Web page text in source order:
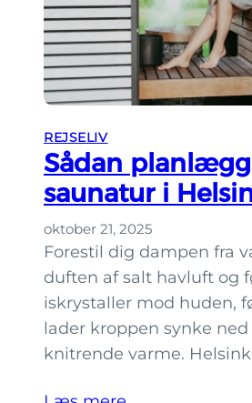
m
a
n
b
o
H
e
l
s
i
n
k
i
m
REJSELIV
Sådan
saunatur i
oktober 21, 2025
Forestil dig dampen fra
duften af salt havluft og
iskrystaller mod huden,
lader kroppen synke
knitrende varme.